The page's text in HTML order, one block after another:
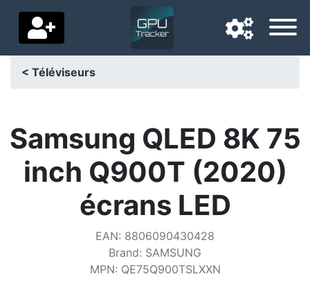
Pays de livraison
Accueil
Baisses de prix
< Téléviseurs
Samsung QLED 8K 75
inch Q900T (2020)
écrans LED
EAN: 8806090430428
Brand: SAMSUNG
MPN: QE75Q900TSLXXN